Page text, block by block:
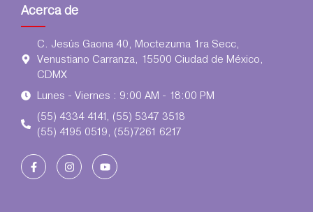
Acerca de
C. Jesús Gaona 40, Moctezuma 1ra Secc,
Venustiano Carranza, 15500 Ciudad de México,
CDMX
Lunes - Viernes : 9:00 AM - 18:00 PM
(55) 4334 4141, (55) 5347 3518
(55) 4195 0519, (55)7261 6217